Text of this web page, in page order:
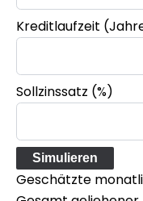
Kreditlaufzeit
Sollzinssatz (%)
Simulieren
Geschätzte